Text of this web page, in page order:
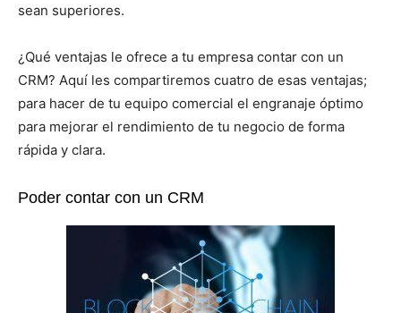
sean superiores.
¿Qué ventajas le ofrece a tu empresa contar con un
CRM? Aquí les compartiremos cuatro de esas ventajas;
para hacer de tu equipo comercial el engranaje óptimo
para mejorar el rendimiento de tu negocio de forma
rápida y clara.
Poder contar con un CRM